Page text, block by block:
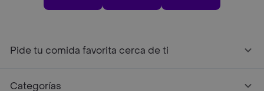
Pide tu comida favorita cerca de ti
Categorías